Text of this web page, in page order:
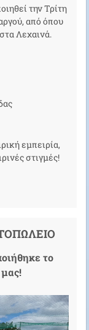
την Τρίτη
από όπου
Λεχαινά.
εμπειρία,
στιγμές!
το